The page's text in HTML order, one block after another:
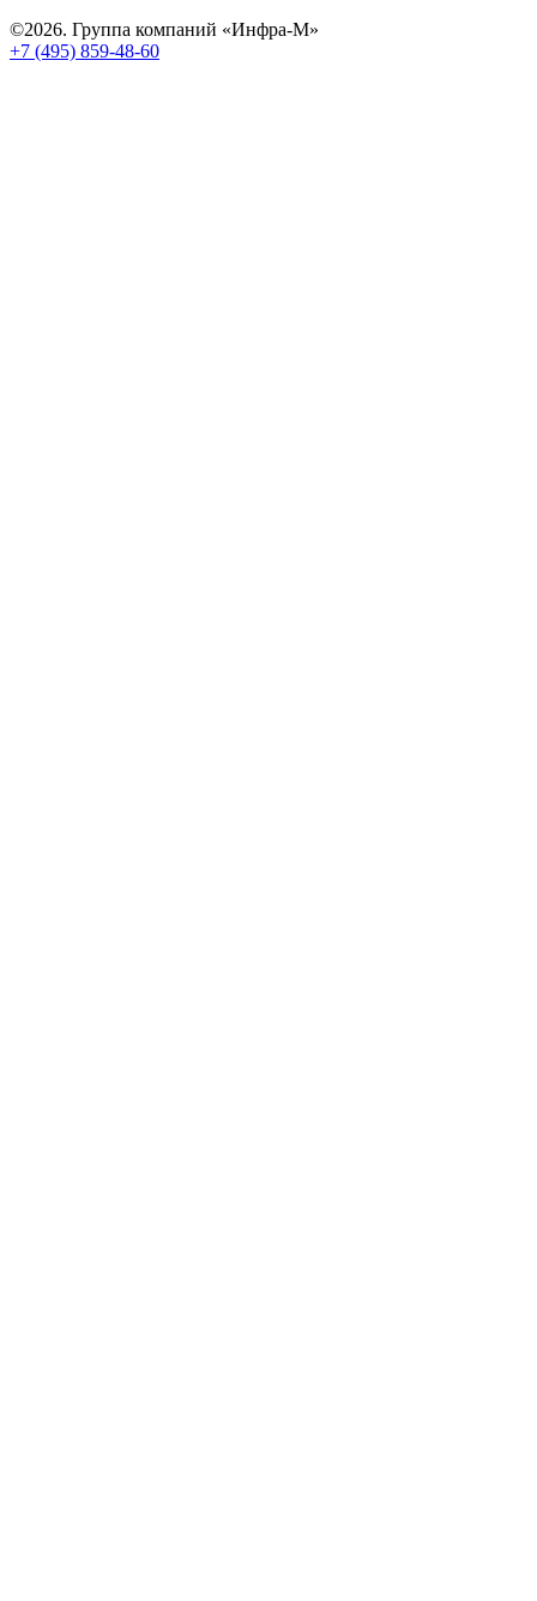
©2026. Группа компаний «Инфра-М»
+7 (495) 859-48-60